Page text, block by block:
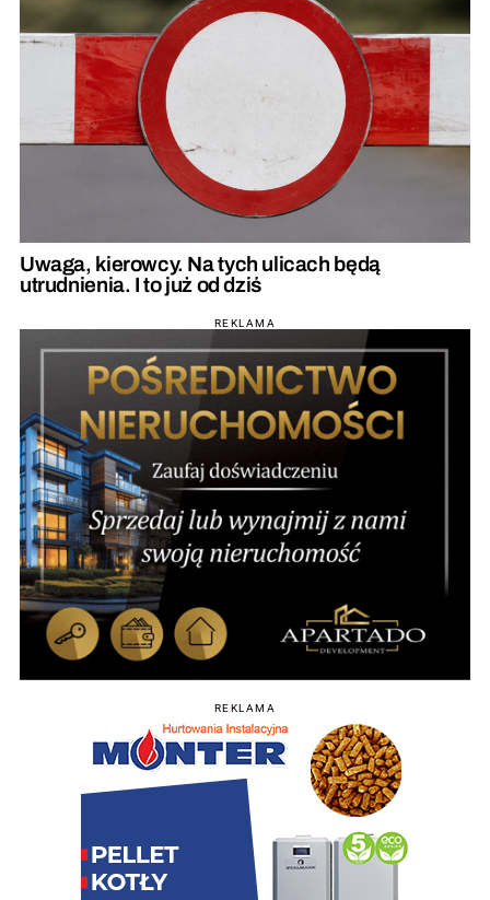
Uwaga, kierowcy. Na tych ulicach będą
utrudnienia. I to już od dziś
REKLAMA
REKLAMA